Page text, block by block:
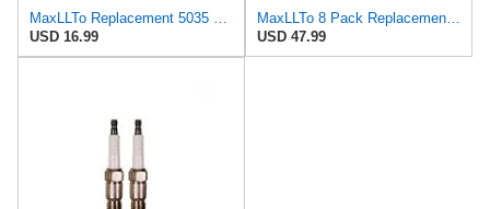
MaxLLTo Replacement 5035 Standard U-Groove Spark Plug for Denso Auto T20PR-U for NGK 2623 for
USD 16.99
MaxLLTo 8 Pack Replacement 5035 Standard U-Groove Spark Plug for Denso Auto T20PR-U for NGK 2623
USD 47.99